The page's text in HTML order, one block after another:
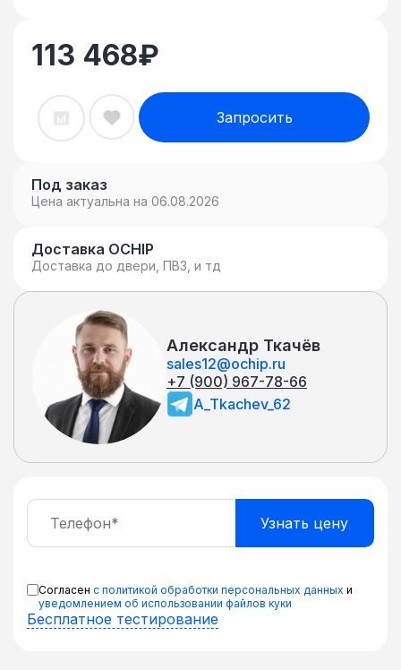
113 468₽
Запросить
Под заказ
Цена актуальна на 06.08.2026
Доставка OCHIP
Доставка до двери, ПВЗ, и тд
Александр Ткачёв
sales12@ochip.ru
+7 (900) 967-78-66
A_Tkachev_62
Согласен с политикой обработки персональных данных и
уведомлением об использовании файлов куки
Бесплатное тестирование